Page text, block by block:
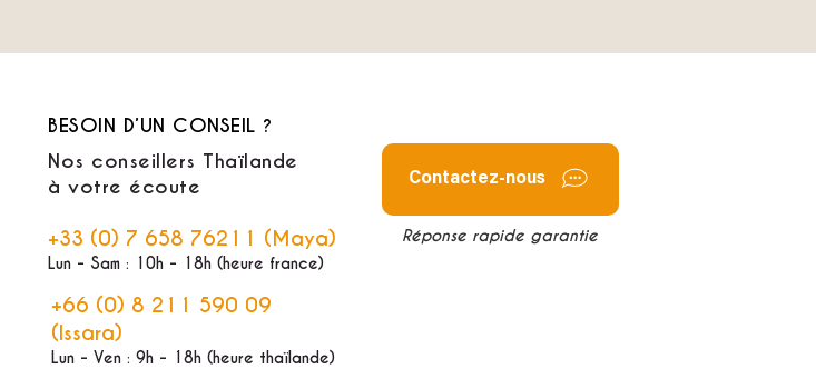
BESOIN D’UN CONSEIL ?
Nos conseillers Thaïlande
à votre écoute
+33 (0) 7 658 76211 (Maya)
Lun - Sam : 10h - 18h (heure france)
Contactez-nous
Réponse rapide garantie
+66 (0) 8 211 590 09
(Issara)
Lun - Ven : 9h - 18h (heure thaïlande)